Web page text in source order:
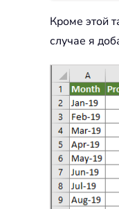
Кроме этой
случае я